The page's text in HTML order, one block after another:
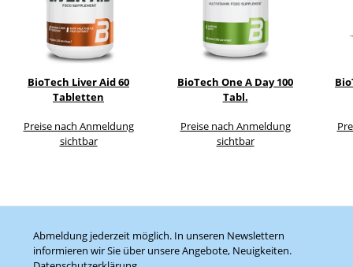
BioTech Liver Aid 60
Tabletten
Preise nach Anmeldung
sichtbar
BioTech One A Day 100
Tabl.
Preise nach Anmeldung
sichtbar
Abmeldung jederzeit möglich. In unseren Newslettern
informieren wir Sie über unsere Angebote, Neuigkeiten.